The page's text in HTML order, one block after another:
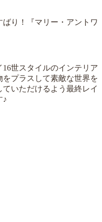
り！『マリー・アントワ
世スタイルのインテリア
プラスして素敵な世界を
いただけるよう最終レイ
♪